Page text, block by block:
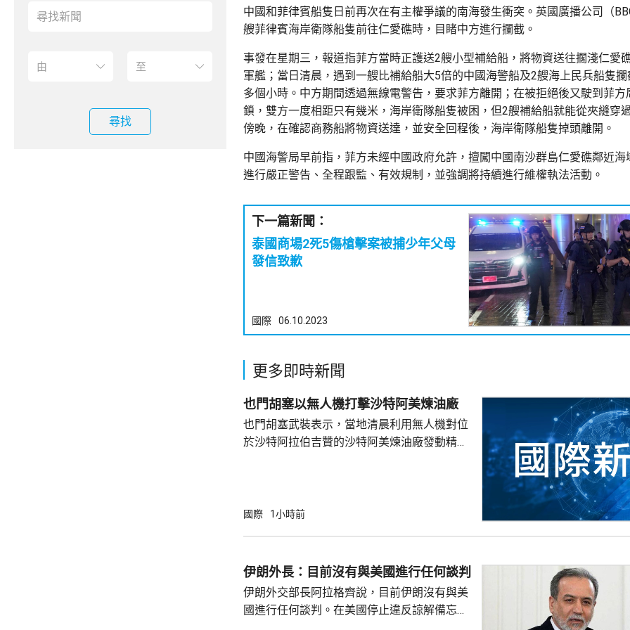
尋找
中國和菲律賓船隻日前再次在有主權爭議的南海發生衝突。英國廣播公司（
艘菲律賓海岸衛隊船隻前往仁愛礁時，目睹中方進行攔截。
事發在星期三，報道指菲方當時正護送2艘小型補給船，將物資送往擱淺仁愛
軍艦；當日清晨，遇到一艘比補給船大5倍的中國海警船及2艘海上民兵船隻
多個小時。中方期間透過無線電警告，要求菲方離開；在被拒絕後又駛到菲方
鎖，雙方一度相距只有幾米，海岸衛隊船隻被困，但2艘補給船就能從夾縫穿
傍晚，在確認商務船將物資送達，並安全回程後，海岸衛隊船隻掉頭離開。
中國海警局早前指，菲方未經中國政府允許，擅闖中國南沙群島仁愛礁鄰近海
進行嚴正警告、全程跟監、有效規制，並強調將持續進行維權執法活動。
下一篇新聞：
泰國商場2死5傷槍擊案被捕少年父母
發信致歉
國際 06.10.2023
更多即時新聞
也門胡塞以無人機打擊沙特阿美煉油廠
也門胡塞武裝表示，當地清晨利用無人機對位
於沙特阿拉伯吉贊的沙特阿美煉油廠發動精準
造成傷亡。 胡塞武裝上月底以報復沙特持續
相攻擊，沙特阿美位於吉贊和延布的石油設施
亦曾受襲。
國際 1小時前
伊朗外長：目前沒有與美國進行任何談判
伊朗外交部長阿拉格齊說，目前伊朗沒有與美
國進行任何談判。在美國停止違反諒解備忘錄